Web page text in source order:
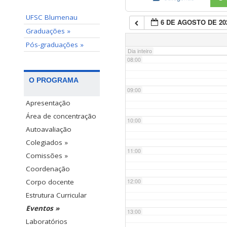
UFSC Blumenau
Graduações »
Pós-graduações »
O PROGRAMA
Apresentação
Área de concentração
Autoavaliação
Colegiados »
Comissões »
Coordenação
Corpo docente
Estrutura Curricular
Eventos »
Laboratórios
6 DE AGOSTO DE
Dia inteiro
07:00
08:00
09:00
10:00
11:00
12:00
13:00